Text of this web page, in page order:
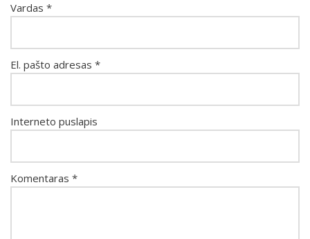
Vardas *
El. pašto adresas *
Interneto puslapis
Komentaras *